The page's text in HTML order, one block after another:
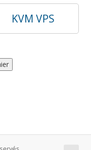
KVM VPS